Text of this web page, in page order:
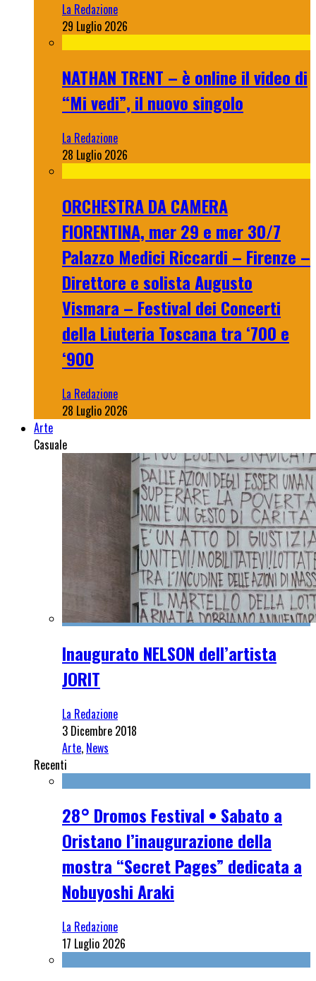
La Redazione
29 Luglio 2026
NATHAN TRENT – è online il video di
“Mi vedi”, il nuovo singolo
La Redazione
28 Luglio 2026
ORCHESTRA DA CAMERA
FIORENTINA, mer 29 e mer 30/7
Palazzo Medici Riccardi – Firenze –
Direttore e solista Augusto
Vismara – Festival dei Concerti
della Liuteria Toscana tra ‘700 e
‘900
La Redazione
28 Luglio 2026
Arte
Casuale
Inaugurato NELSON dell’artista
JORIT
La Redazione
3 Dicembre 2018
Arte, News
Recenti
28° Dromos Festival • Sabato a
Oristano l’inaugurazione della
mostra “Secret Pages” dedicata a
Nobuyoshi Araki
La Redazione
17 Luglio 2026